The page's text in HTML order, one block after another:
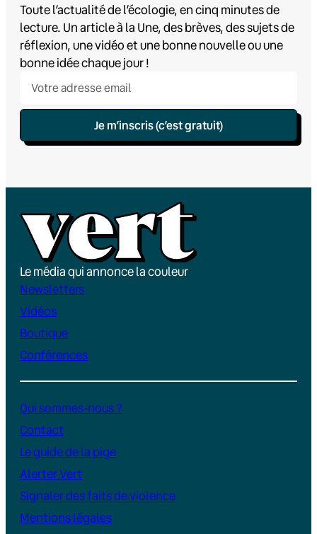
Toute l’actualité de l’écologie, en cinq minutes de
lecture. Un article à la Une, des brèves, des sujets de
réflexion, une vidéo et une bonne nouvelle ou une
bonne idée chaque jour !
Je m’inscris (c’est gratuit)
Le média qui annonce la couleur
Newsletters
Vidéos
Boutique
Conférences
Qui sommes-nous ?
Contact
Le guide de la pige
Alerter Vert
Signaler des faits de violence
Mentions légales